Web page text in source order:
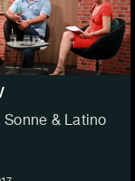
Sonne & Latino